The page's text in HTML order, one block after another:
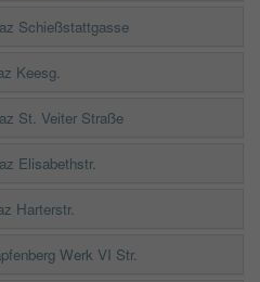
Schießstattgasse
Keesg.
St. Veiter Straße
Elisabethstr.
Harterstr.
Werk VI Str.